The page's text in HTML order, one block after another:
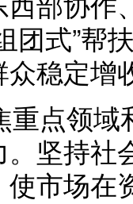
团式”帮
稳定增
点领域
坚持社
市场